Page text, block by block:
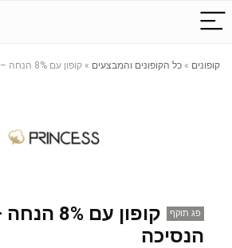
קופונים » כל הקופונים והמבצעים » קופון עם 8% הנחה – Nesiha הנסיכה
פג תוקף
הנסיכה